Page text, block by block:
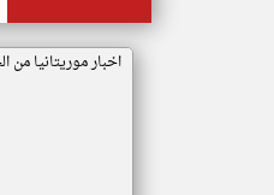
اخبار موريتانيا من